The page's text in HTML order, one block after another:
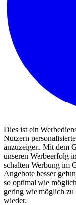
Dies ist ein
Nutzern
anzuzeigen. Mit dem
unseren Werbeerfolg
schalten Werbung im
Angebote besser
so optimal wie
gering wie möglich zu
wieder.